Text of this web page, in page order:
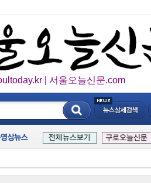
| 서울오늘신문.com